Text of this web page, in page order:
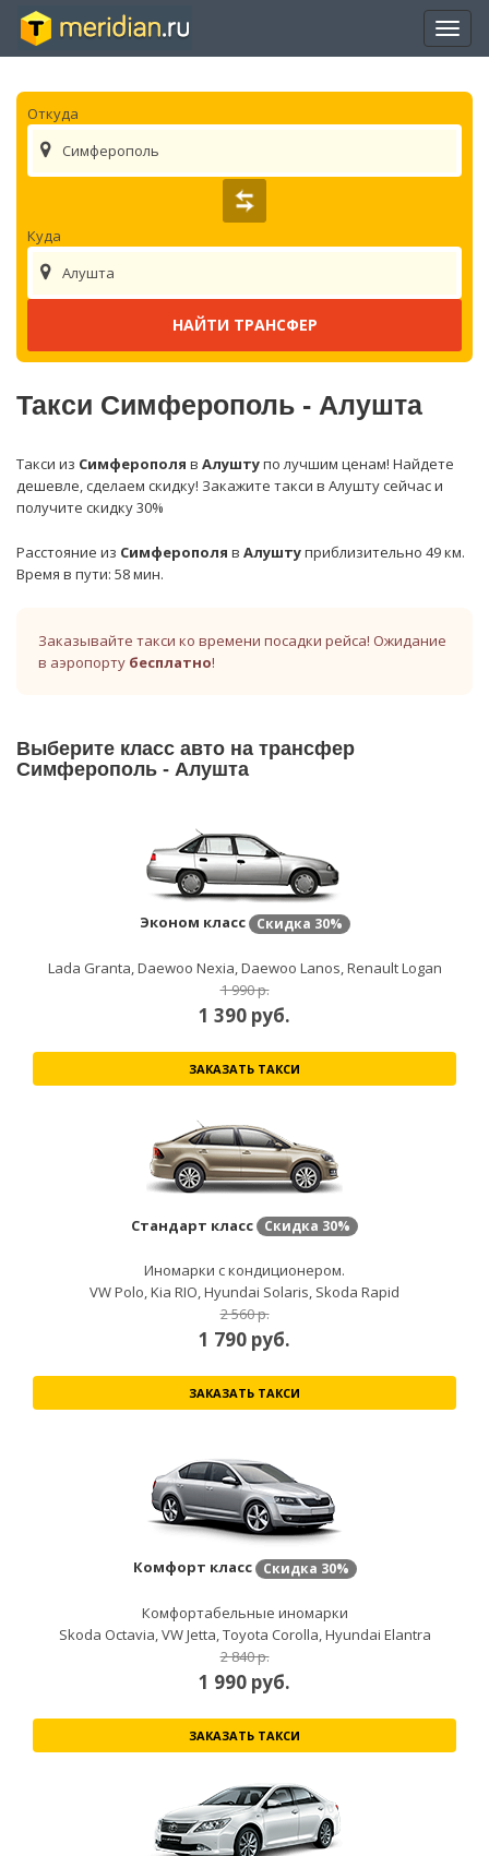
Откуда
Симферополь
Куда
Алушта
Такси Симферополь - Алушта
Такси из Симферополя в Алуштупо лучшим ценам! Найдете
дешевле, сделаем скидку! Закажите такси в Алушту сейчас и
получите скидку 30%
Расстояние из Симферополя в Алуштуприблизительно 49 км.
Время в пути: 58 мин.
Заказывайте такси ко времени посадки рейса! Ожидание
в аэропорту бесплатно!
Выберите класс авто на трансфер
Симферополь - Алушта
Эконом класс Скидка 30%
Lada Granta, Daewoo Nexia, Daewoo Lanos, Renault Logan
1 990 р.
1 390 руб.
ЗАКАЗАТЬ ТАКСИ
Стандарт класс Скидка 30%
Иномарки с кондиционером.
VW Polo, Kia RIO, Hyundai Solaris, Skoda Rapid
2 560 р.
1 790 руб.
ЗАКАЗАТЬ ТАКСИ
Комфорт класс Скидка 30%
Комфортабельные иномарки
Skoda Octavia, VW Jetta, Toyota Corolla, Hyundai Elantra
2 840 р.
1 990 руб.
ЗАКАЗАТЬ ТАКСИ